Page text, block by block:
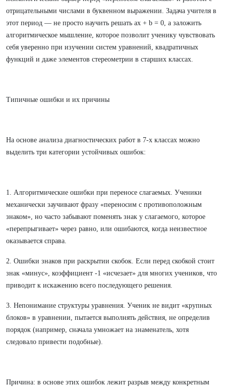
отрицательными числами в буквенном выражении. Задача учителя в
этот период — не просто научить решать ax + b = 0, а заложить
алгоритмическое мышление, которое позволит ученику чувствовать
себя уверенно при изучении систем уравнений, квадратичных
функций и даже элементов стереометрии в старших классах.
Типичные ошибки и их причины
На основе анализа диагностических работ в 7-х классах можно
выделить три категории устойчивых ошибок:
1. Алгоритмические ошибки при переносе слагаемых. Ученики
механически заучивают фразу «переносим с противоположным
знаком», но часто забывают поменять знак у слагаемого, которое
«перепрыгивает» через равно, или ошибаются, когда неизвестное
оказывается справа.
2. Ошибки знаков при раскрытии скобок. Если перед скобкой стоит
знак «минус», коэффициент -1 «исчезает» для многих учеников, что
приводит к искажению всего последующего решения.
3. Непонимание структуры уравнения. Ученик не видит «крупных
блоков» в уравнении, пытается выполнять действия, не определив
порядок (например, сначала умножает на знаменатель, хотя
следовало привести подобные).
Причина: в основе этих ошибок лежит разрыв между конкретным